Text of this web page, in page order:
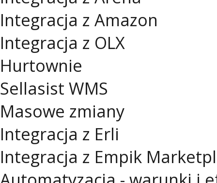
Integracja z Amazon
Integracja z OLX
Hurtownie
Sellasist WMS
Masowe zmiany
Integracja z Erli
Integracja z Empik